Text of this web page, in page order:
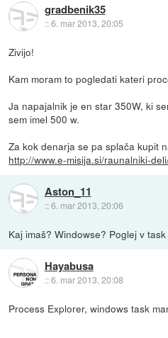
gradbenik35
::6. mar 2013, 20:05
Zivijo!
Kam moram to pogledati kateri
Ja napajalnik je en star 350W, ki
sem imel 500 w.
Za kok denarja se pa splača kupit
http://www.e-misija.si/raunalniki-
Aston_11
::6. mar 2013, 20:06
Kaj imaš? Windowse? Poglej v
Hayabusa
::6. mar 2013, 20:08
Process Explorer, windows task